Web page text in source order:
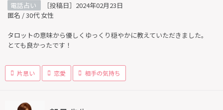
電話占い
［投稿日］2024年02月23日
匿名 / 30代 女性
タロットの意味から優しくゆっくり穏やかに教えていただきました。
とても良かったです！
片思い 恋愛 相手の気持ち